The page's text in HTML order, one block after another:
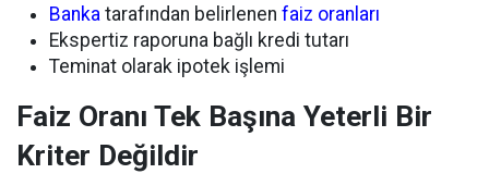
Banka tarafından belirlenen faiz oranları
Ekspertiz raporuna bağlı kredi tutarı
Teminat olarak ipotek işlemi
Faiz Oranı Tek Başına Yeterli Bir
Kriter Değildir